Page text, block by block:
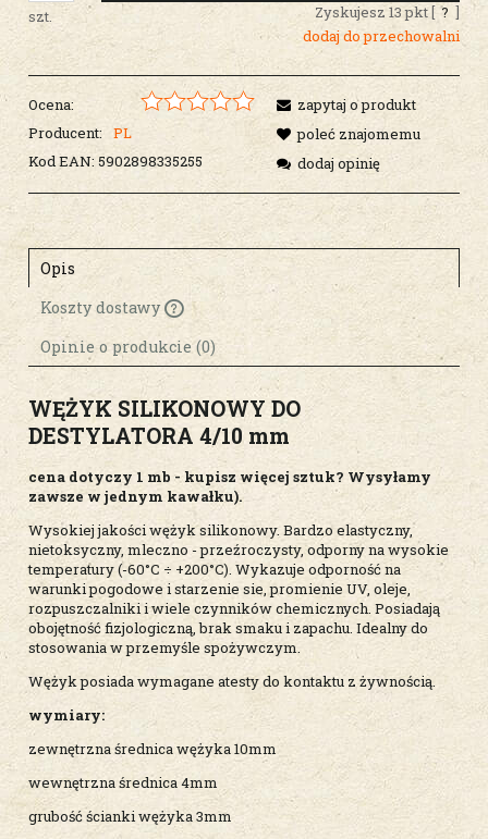
szt. Zyskujesz 13pkt [ ? ]
dodaj do przechowalni
Ocena:
Producent:
PL
Kod EAN: 5902898335255
zapytaj o produkt
poleć znajomemu
dodaj opinię
Opis
Koszty dostawy
Cena nie zawiera ewentualnych kosztów
płatności
Opinie o produkcie (0)
WĘŻYK SILIKONOWY DO
DESTYLATORA 4/10 mm
cena dotyczy 1 mb - kupisz więcej sztuk? Wysyłamy
zawsze w jednym kawałku).
Wysokiej jakości wężyk silikonowy. Bardzo elastyczny,
nietoksyczny, mleczno - przeźroczysty, odporny na wysokie
temperatury (-60°C ÷ +200°C). Wykazuje odporność na
warunki pogodowe i starzenie sie, promienie UV, oleje,
rozpuszczalniki i wiele czynników chemicznych. Posiadają
obojętność fizjologiczną, brak smaku i zapachu. Idealny do
stosowania w przemyśle spożywczym.
Wężyk posiada wymagane atesty do kontaktu z żywnością.
wymiary:
zewnętrzna średnica wężyka 10mm
wewnętrzna średnica 4mm
grubość ścianki wężyka 3mm